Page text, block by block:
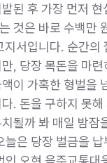
된 후 가장 먼저 현
것은 바로 수백만
지서입니다. 순간의
, 당장 목돈을 마련
이 가혹한 형벌을
. 돈을 구하지 못
될까 봐 매일 밤잠
늘은 당장 벌금을